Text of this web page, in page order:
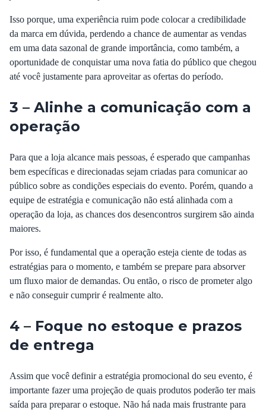
Isso porque, uma experiência ruim pode colocar a credibilidade
da marca em dúvida, perdendo a chance de aumentar as vendas
em uma data sazonal de grande importância, como também, a
oportunidade de conquistar uma nova fatia do público que chegou
até você justamente para aproveitar as ofertas do período.
3 – Alinhe a comunicação com a
operação
Para que a loja alcance mais pessoas, é esperado que campanhas
bem específicas e direcionadas sejam criadas para comunicar ao
público sobre as condições especiais do evento. Porém, quando a
equipe de estratégia e comunicação não está alinhada com a
operação da loja, as chances dos desencontros surgirem são ainda
maiores.
Por isso, é fundamental que a operação esteja ciente de todas as
estratégias para o momento, e também se prepare para absorver
um fluxo maior de demandas. Ou então, o risco de prometer algo
e não conseguir cumprir é realmente alto.
4 – Foque no estoque e prazos
de entrega
Assim que você definir a estratégia promocional do seu evento, é
importante fazer uma projeção de quais produtos poderão ter mais
saída para preparar o estoque. Não há nada mais frustrante para